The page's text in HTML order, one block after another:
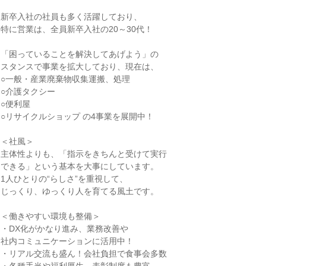
新卒入社の社員も多く活躍しており、
特に営業は、全員新卒入社の20～30代！
「困っていることを解決してあげよう」の
スタンスで事業を拡大しており、現在は、
○一般・産業廃棄物収集運搬、処理
○介護タクシー
○便利屋
○リサイクルショップ の4事業を展開中！
＜社風＞
主体性よりも、「指示をきちんと受けて実行
できる」という基本を大事にしています。
1人ひとりの“らしさ”を重視して、
じっくり、ゆっくり人を育てる風土です。
＜働きやすい環境も整備＞
・DX化がかなり進み、業務改善や
社内コミュニケーションに活用中！
・リアル交流も盛ん！会社負担で食事会多数